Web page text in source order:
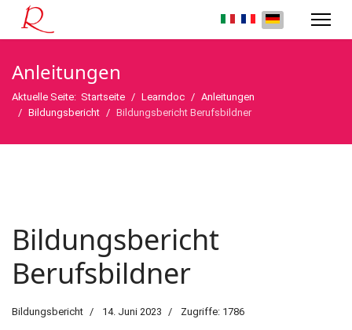
Anleitungen
Aktuelle Seite: Startseite Learndoc
Anleitungen
Bildungsbericht
Bildungsbericht Berufsbildner
Bildungsbericht
Berufsbildner
Bildungsbericht 14. Juni 2023 Zugriffe: 1786